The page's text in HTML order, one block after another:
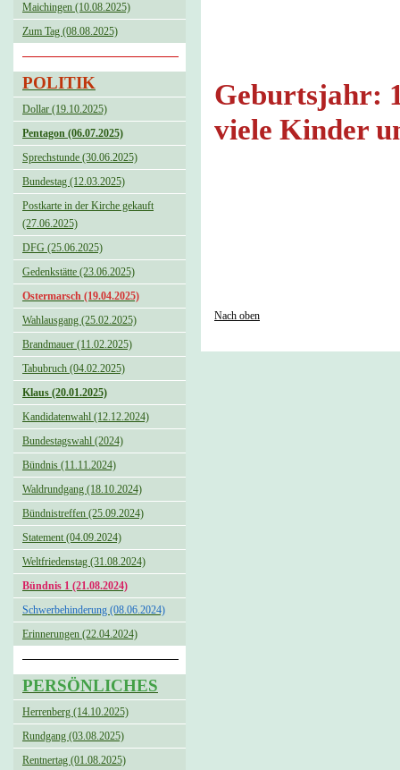
Maichingen (10.08.2025)
Zum Tag (08.08.2025)
POLITIK
Dollar (19.10.2025)
Pentagon (06.07.2025)
Sprechstunde (30.06.2025)
Bundestag (12.03.2025)
Postkarte in der Kirche gekauft
(27.06.2025)
DFG (25.06.2025)
Gedenkstätte (23.06.2025)
Ostermarsch (19.04.2025)
Wahlausgang (25.02.2025)
Brandmauer (11.02.2025)
Tabubruch (04.02.2025)
Klaus (20.01.2025)
Kandidatenwahl (12.12.2024)
Bundestagswahl (2024)
Bündnis (11.11.2024)
Waldrundgang (18.10.2024)
Bündnistreffen (25.09.2024)
Statement (04.09.2024)
Weltfriedenstag (31.08.2024)
Bündnis 1 (21.08.2024)
Schwerbehinderung (08.06.2024)
Erinnerungen (22.04.2024)
PERSÖNLICHES
Herrenberg (14.10.2025)
Rundgang (03.08.2025)
Rentnertag (01.08.2025)
Geburtsjahr:
viele Kinder
Nach oben